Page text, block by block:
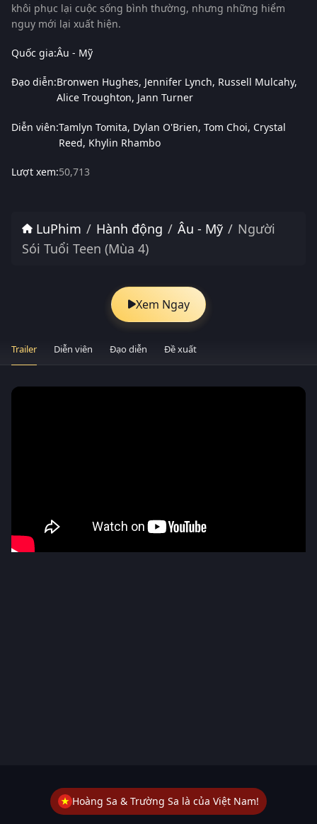
khôi phục lại cuộc sống bình thường, nhưng những hiểm
nguy mới lại xuất hiện.
Quốc gia:Âu - Mỹ
Đạo diễn:Bronwen Hughes Jennifer Lynch Russell Mulcahy
Alice Troughton Jann Turner
Diễn viên:Tamlyn Tomita Dylan O'Brien Tom Choi Crystal
Reed Khylin Rhambo
Lượt xem:50,713
LuPhim Hành động Âu - Mỹ
Người
Sói Tuổi Teen (Mùa 4)
Xem Ngay
Trailer Diễn viên Đạo diễn Đề xuất
Hoàng Sa & Trường Sa là của Việt Nam!